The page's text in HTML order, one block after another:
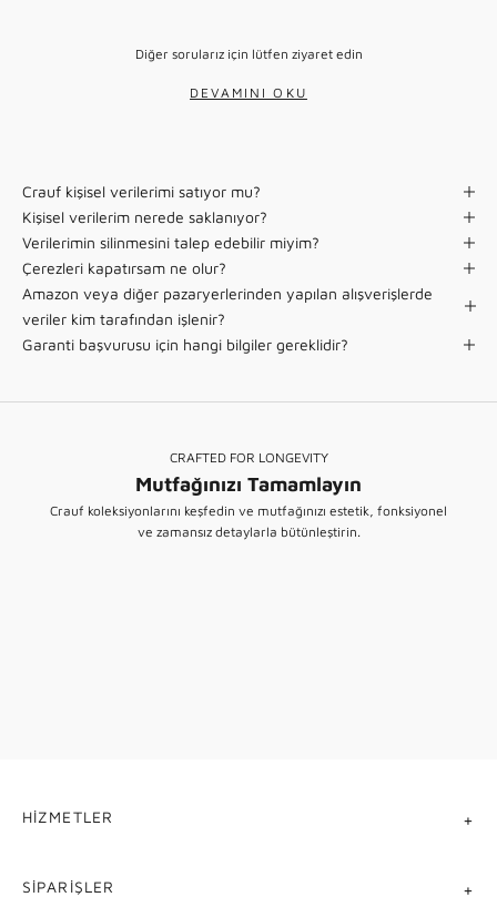
Diğer sorularız için lütfen ziyaret edin
DEVAMINI OKU
Crauf kişisel verilerimi satıyor mu?
Kişisel verilerim nerede saklanıyor?
Verilerimin silinmesini talep edebilir miyim?
Çerezleri kapatırsam ne olur?
Amazon veya diğer pazaryerlerinden yapılan alışverişlerde
veriler kim tarafından işlenir?
Garanti başvurusu için hangi bilgiler gereklidir?
CRAFTED FOR LONGEVITY
Mutfağınızı Tamamlayın
Crauf koleksiyonlarını keşfedin ve mutfağınızı estetik, fonksiyonel
ve zamansız detaylarla bütünleştirin.
SMART - WORKSTATION
HIZMETLER
SIPARIŞLER